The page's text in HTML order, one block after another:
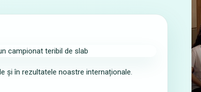
și în rezultatele noastre internaționale.